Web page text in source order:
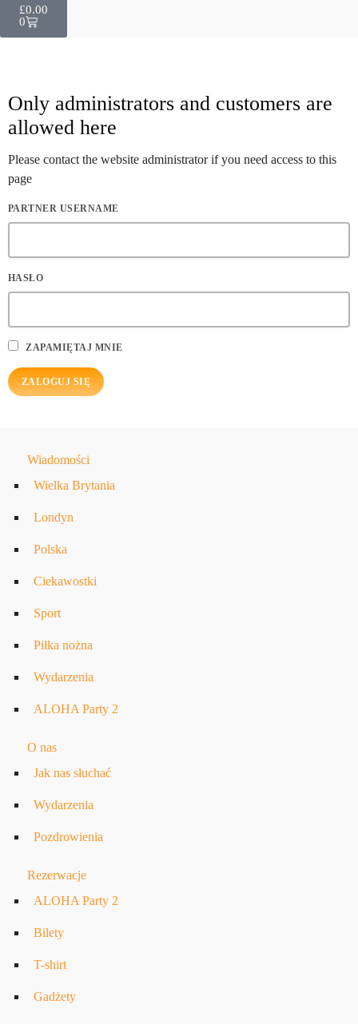
£0.00
0
Only administrators and customers are
allowed here
Please contact the website administrator if you need access to this
page
PARTNER USERNAME
HASŁO
ZAPAMIĘTAJ MNIE
Wiadomości
Wielka Brytania
Londyn
Polska
Ciekawostki
Sport
Piłka nożna
Wydarzenia
ALOHA Party 2
O nas
Jak nas słuchać
Wydarzenia
Pozdrowienia
Rezerwacje
ALOHA Party 2
Bilety
T-shirt
Gadżety